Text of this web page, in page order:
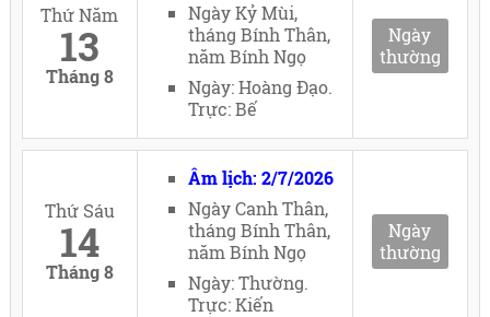
Thứ Năm
13
Tháng 8
Ngày Kỷ Mùi,
tháng Bính Thân,
năm Bính Ngọ
Ngày: Hoàng Đạo.
Trực: Bế
Ngày
thường
Thứ Sáu
14
Tháng 8
Âm lịch: 2/7/2026
Ngày Canh Thân,
tháng Bính Thân,
năm Bính Ngọ
Ngày: Thường.
Trực: Kiến
Ngày
thường